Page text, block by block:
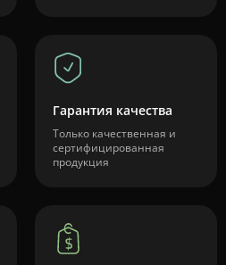
Гарантия качества
Только качественная и
сертифицированная
продукция